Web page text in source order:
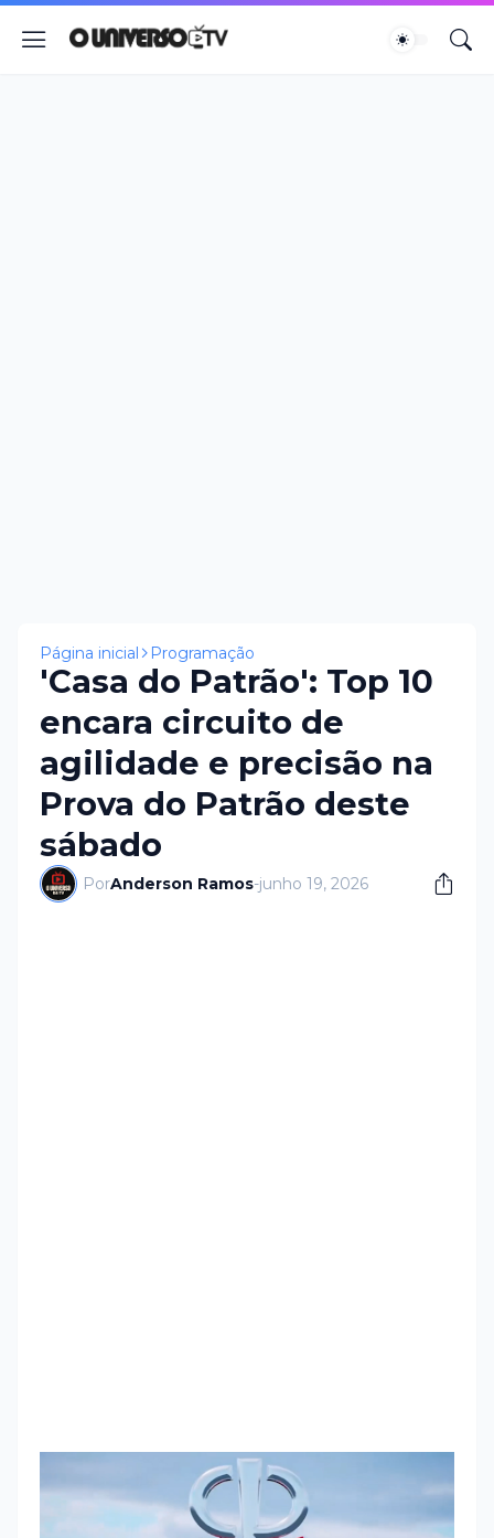
Página inicial Programação
'Casa do Patrão': Top 10
encara circuito de
agilidade e precisão na
Prova do Patrão deste
sábado
PorAnderson Ramos-junho 19, 2026